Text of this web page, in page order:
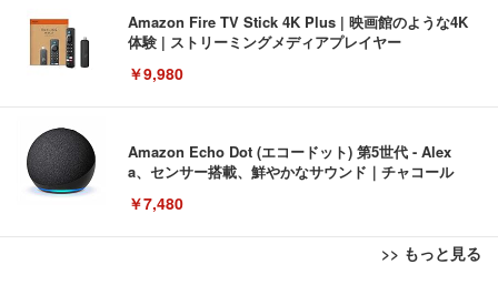
Amazon Fire TV Stick 4K Plus | 映画館のような4K
体験 | ストリーミングメディアプレイヤー
￥9,980
Amazon Echo Dot (エコードット) 第5世代 - Alex
a、センサー搭載、鮮やかなサウンド｜チャコール
￥7,480
>> もっと見る